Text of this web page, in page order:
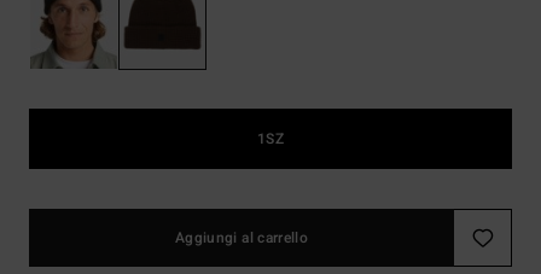
1SZ
Aggiungi al carrello